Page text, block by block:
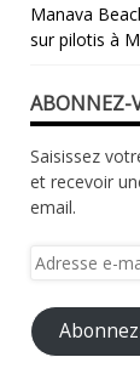
Manava
sur pilotis à
ABONNEZ-
Saisissez
et recevoir
email.
Adresse
mail